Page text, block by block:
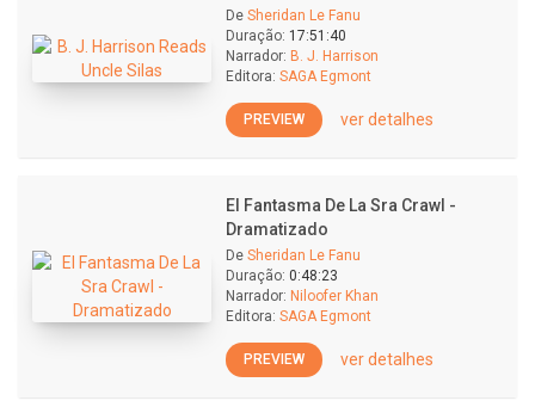
De Sheridan Le Fanu
Duração: 17:51:40
Narrador: B. J. Harrison
Editora: SAGA Egmont
PREVIEW ver detalhes
El Fantasma De La Sra Crawl -
Dramatizado
De Sheridan Le Fanu
Duração: 0:48:23
Narrador: Niloofer Khan
Editora: SAGA Egmont
PREVIEW ver detalhes